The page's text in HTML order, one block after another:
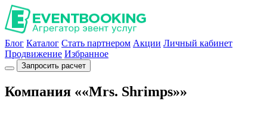
Блог Каталог Стать партнером Акции Личный кабинет
Продвижение Избранное
Запросить расчет
Компания ««Mrs. Shrimps»»